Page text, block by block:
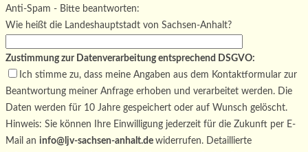
Bitte lasse dieses Feld leer.
Anti-Spam - Bitte beantworten:
Wie heißt die Landeshauptstadt von Sachsen-Anhalt?
Zustimmung zur Datenverarbeitung entsprechend DSGVO:
Ich stimme zu, dass meine Angaben aus dem Kontaktformular zur
Beantwortung meiner Anfrage erhoben und verarbeitet werden. Die
Daten werden für 10 Jahre gespeichert oder auf Wunsch gelöscht.
Hinweis: Sie können Ihre Einwilligung jederzeit für die Zukunft per E-
Mail an info@ljv-sachsen-anhalt.de widerrufen. Detaillierte